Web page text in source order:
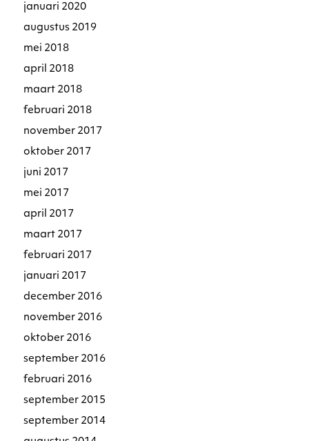
januari 2020
augustus 2019
mei 2018
april 2018
maart 2018
februari 2018
november 2017
oktober 2017
juni 2017
mei 2017
april 2017
maart 2017
februari 2017
januari 2017
december 2016
november 2016
oktober 2016
september 2016
februari 2016
september 2015
september 2014